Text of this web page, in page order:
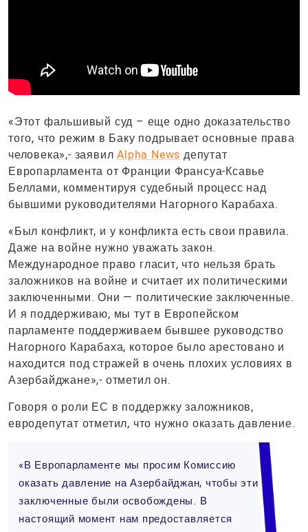
«Этот фальшивый суд – еще одно доказательство
того, что режим в Баку подрывает основные права
человека»,- заявилAlpha News депутат
Европарламента от Франции Франсуа-Ксавье
Беллами, комментируя судебный процесс над
бывшими руководителями Нагорного Карабаха.
«Был конфликт, и у конфликта есть свои правила.
Даже на войне нужно уважать закон.
Международное право гласит, что нельзя брать
заложников на войне и считает их политическими
заключенными. Они — политические заключенные.
И я поддерживаю, мы тут в Европейском
парламенте поддерживаем бывшее руководство
Нагорного Карабаха, которое было арестовано и
находится под стражей в очень плохих условиях в
Азербайджане»,- отметил он.
Говоря о роли ЕС в поддержку заложников,
евродепутат отметил, что нужно оказать давление.
«В Европарламенте мы просим Комиссию
оказать давление на Азербайджан, чтобы эти
заключенные были освобождены. В
настоящий момент нам предоставляется